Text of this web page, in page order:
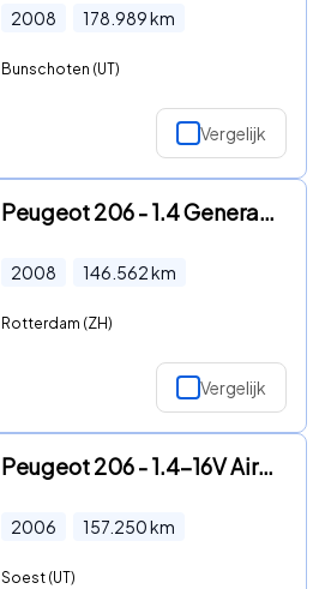
2008 178.989km
Bunschoten (UT)
Vergelijk
Peugeot 206 - 1.4 Generation KOUDE AIRCO 5HB NAP APK 1-2027 RIJDT GOED CRU
2008 146.562km
Rotterdam (ZH)
Vergelijk
Peugeot 206 - 1.4-16V Air-line 3 Nette auto incl. airco en radio
2006 157.250km
Soest (UT)